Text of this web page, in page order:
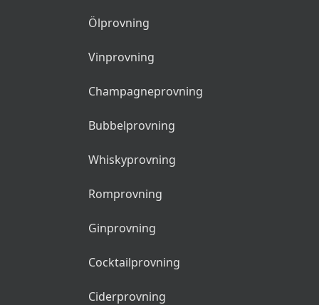
Ölprovning
Vinprovning
Champagneprovning
Bubbelprovning
Whiskyprovning
Romprovning
Ginprovning
Cocktailprovning
Ciderprovning